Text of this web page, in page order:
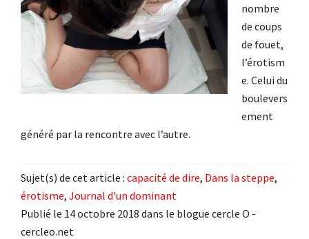
nombre
de coups
de fouet,
l’érotism
e. Celui du
boulevers
ement
généré par la rencontre avec l’autre.
Sujet(s) de cet article : capacité de dire, Dans la steppe,
érotisme, Journal d'un dominant
Publié le 14 octobre 2018 dans le blogue cercle O -
cercleo.net